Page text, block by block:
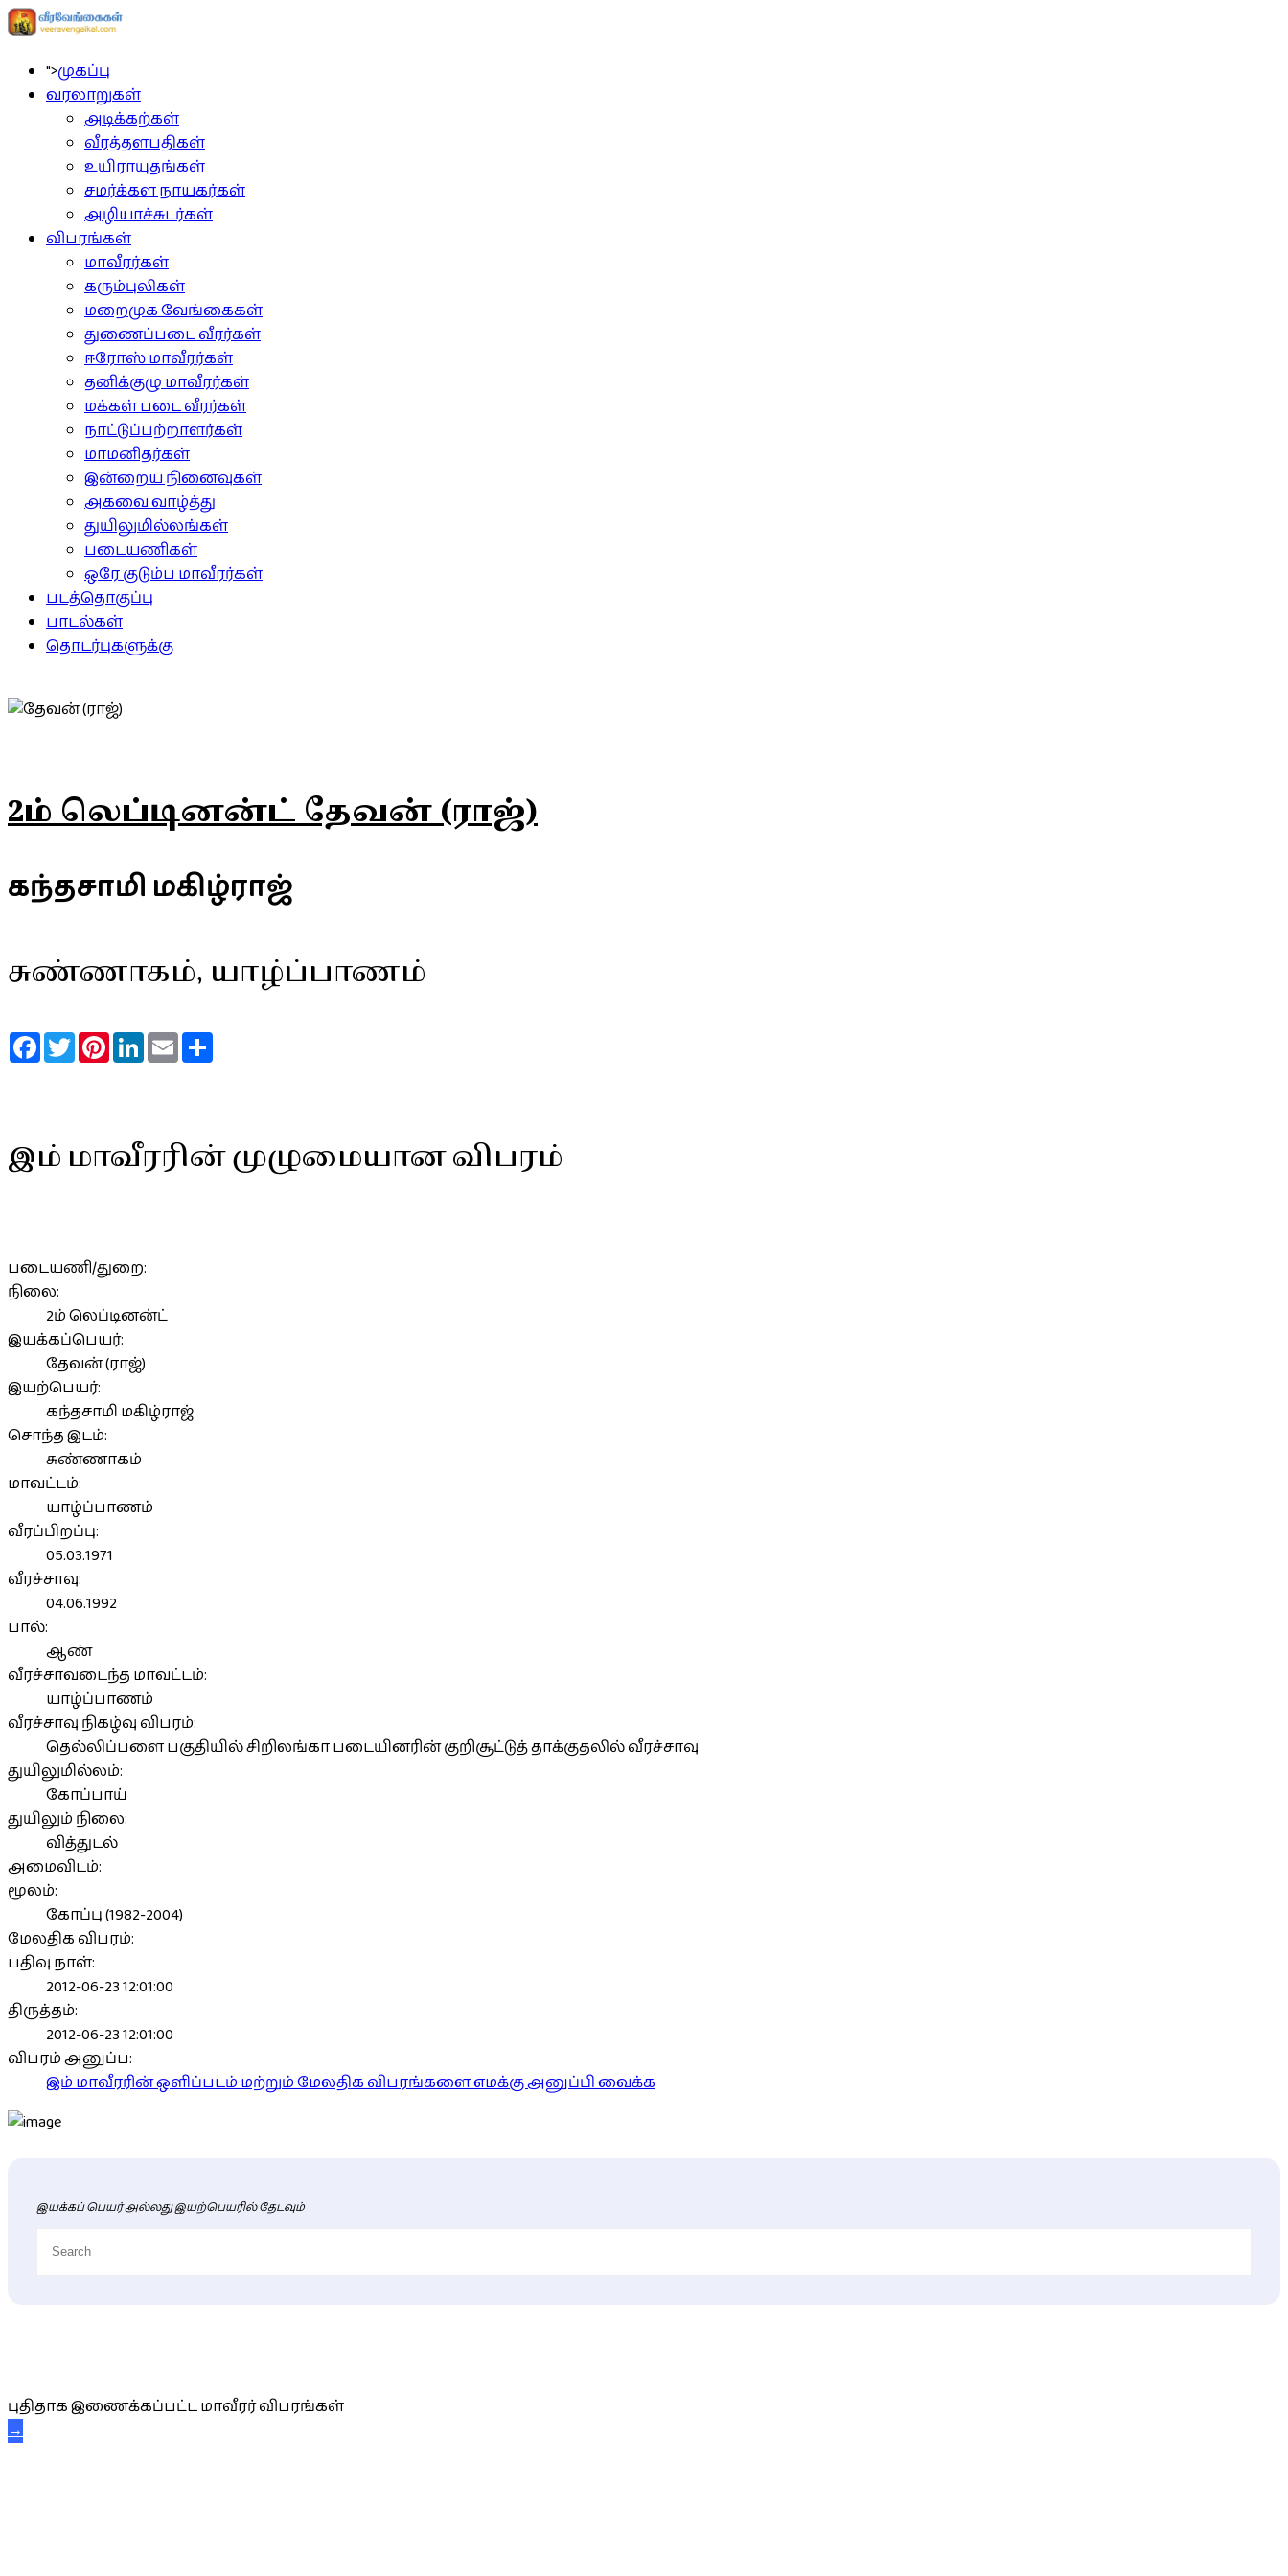
">முகப்பு
வரலாறுகள்
அடிக்கற்கள்
வீரத்தளபதிகள்
உயிராயுதங்கள்
சமர்க்கள நாயகர்கள்
அழியாச்சுடர்கள்
விபரங்கள்
மாவீரர்கள்
கரும்புலிகள்
மறைமுக வேங்கைகள்
துணைப்படை வீரர்கள்
ஈரோஸ் மாவீரர்கள்
தனிக்குழு மாவீரர்கள்
மக்கள் படை வீரர்கள்
நாட்டுப்பற்றாளர்கள்
மாமனிதர்கள்
இன்றைய நினைவுகள்
அகவை வாழ்த்து
துயிலுமில்லங்கள்
படையணிகள்
ஒரே குடும்ப மாவீரர்கள்
படத்தொகுப்பு
பாடல்கள்
தொடர்புகளுக்கு
2ம் லெப்டினன்ட் தேவன் (ராஜ்)
கந்தசாமி மகிழ்ராஜ்
சுண்ணாகம், யாழ்ப்பாணம்
FacebookTwitterPinterestLinkedInEmail
இம் மாவீரரின் முழுமையான விபரம்
படையணி/துறை:
நிலை:
2ம் லெப்டினன்ட்
இயக்கப்பெயர்:
தேவன் (ராஜ்)
இயற்பெயர்:
கந்தசாமி மகிழ்ராஜ்
சொந்த இடம்:
சுண்ணாகம்
மாவட்டம்:
யாழ்ப்பாணம்
வீரப்பிறப்பு:
05.03.1971
வீரச்சாவு:
04.06.1992
பால்:
ஆண்
வீரச்சாவடைந்த மாவட்டம்:
யாழ்ப்பாணம்
வீரச்சாவு நிகழ்வு விபரம்:
தெல்லிப்பளை பகுதியில் சிறிலங்கா படையினரின் குறிசூட்டுத் தாக்குதலில் வீரச்சாவு
துயிலுமில்லம்:
கோப்பாய்
துயிலும் நிலை:
வித்துடல்
அமைவிடம்:
மூலம்:
கோப்பு (1982-2004)
மேலதிக விபரம்:
பதிவு நாள்:
2012-06-23 12:01:00
திருத்தம்:
2012-06-23 12:01:00
விபரம் அனுப்ப:
இம் மாவீரரின் ஒளிப்படம் மற்றும் மேலதிக விபரங்களை எமக்கு அனுப்பி வைக்க
இயக்கப் பெயர் அல்லது இயற்பெயரில் தேடவும்
புதிதாக இணைக்கப்பட்ட மாவீரர் விபரங்கள்
→